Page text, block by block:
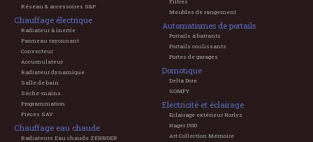
Réseau & accessoires S&P
Chauffage électrique
Radiateur à inertie
Panneau rayonnant
Convecteur
Accumulateur
Radiateur dynamique
Salle de bain
Sèche-mains
Programmation
Pièces SAV
Chauffage eau chaude
Radiateurs Eau chaude ZEHNDER
Filtres
Meubles de rangement
Automatismes de portails
Portails à battants
Portails coulissants
Portes de garages
Domotique
Delta Dore
SOMFY
Electricité et éclairage
Eclairage extérieur Norlys
Hager 1930
Art Collection Mémoire